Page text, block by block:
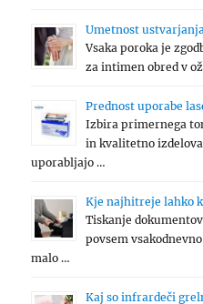
Umetnost
Vsaka poroka je
za intimen obred v
Prednost uporabe
Izbira primernega
in kvalitetno
uporabljajo …
Kje najhitreje lahko
Tiskanje
povsem
malo …
Kaj so infrardeči